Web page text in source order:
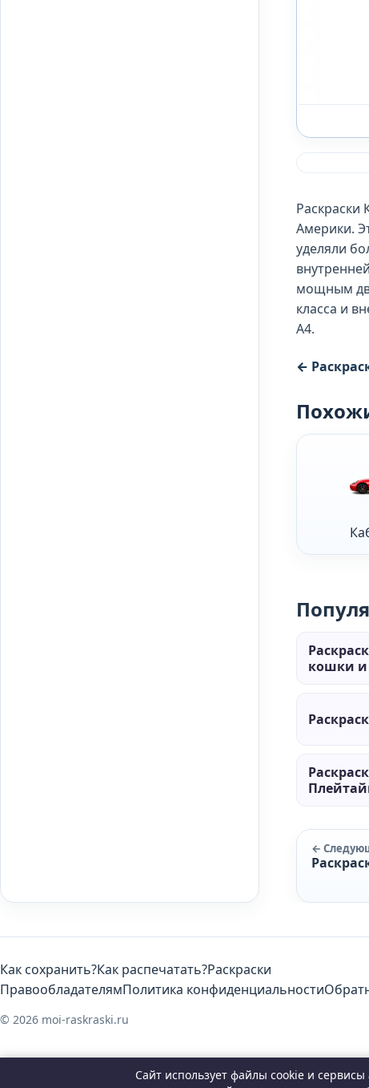
Раскраски
Америки.
уделяли
мощным
класса и
А4.
←
кошки и
←
Как сохранить?Как распечатать?Раскраски
ПравообладателямПолитика конфиденциальности
© 2026 moi-raskraski.ru
Сайт использует файлы cookie и